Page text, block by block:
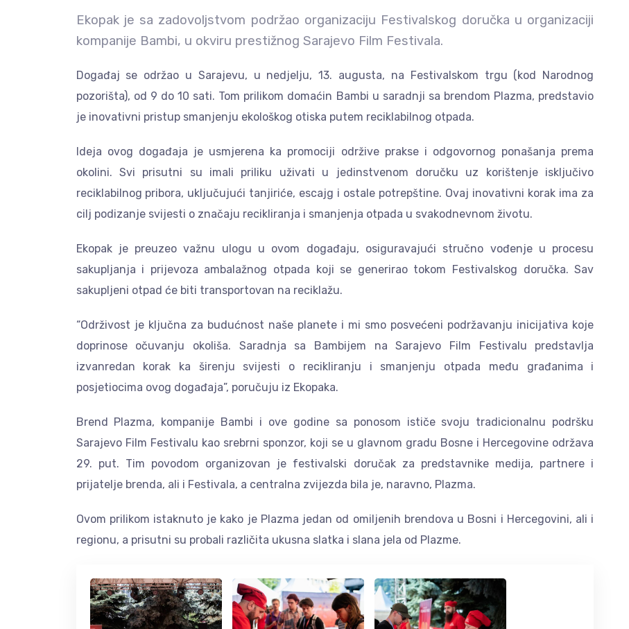
Ekopak je sa zadovoljstvom podržao organizaciju Festivalskog doručka u organizaciji
kompanije Bambi, u okviru prestižnog Sarajevo Film Festivala.
Događaj se održao u Sarajevu, u nedjelju, 13. augusta, na Festivalskom trgu (kod Narodnog
pozorišta), od 9 do 10 sati. Tom prilikom domaćin Bambi u saradnji sa brendom Plazma, predstavio
je inovativni pristup smanjenju ekološkog otiska putem reciklabilnog otpada.
Ideja ovog događaja je usmjerena ka promociji održive prakse i odgovornog ponašanja prema
okolini. Svi prisutni su imali priliku uživati u jedinstvenom doručku uz korištenje isključivo
reciklabilnog pribora, uključujući tanjiriće, escajg i ostale potrepštine. Ovaj inovativni korak ima za
cilj podizanje svijesti o značaju recikliranja i smanjenja otpada u svakodnevnom životu.
Ekopak je preuzeo važnu ulogu u ovom događaju, osiguravajući stručno vođenje u procesu
sakupljanja i prijevoza ambalažnog otpada koji se generirao tokom Festivalskog doručka. Sav
sakupljeni otpad će biti transportovan na reciklažu.
“Održivost je ključna za budućnost naše planete i mi smo posvećeni podržavanju inicijativa koje
doprinose očuvanju okoliša. Saradnja sa Bambijem na Sarajevo Film Festivalu predstavlja
izvanredan korak ka širenju svijesti o recikliranju i smanjenju otpada među građanima i
posjetiocima ovog događaja”, poručuju iz Ekopaka.
Brend Plazma, kompanije Bambi i ove godine sa ponosom ističe svoju tradicionalnu podršku
Sarajevo Film Festivalu kao srebrni sponzor, koji se u glavnom gradu Bosne i Hercegovine održava
29. put. Tim povodom organizovan je festivalski doručak za predstavnike medija, partnere i
prijatelje brenda, ali i Festivala, a centralna zvijezda bila je, naravno, Plazma.
Ovom prilikom istaknuto je kako je Plazma jedan od omiljenih brendova u Bosni i Hercegovini, ali i
regionu, a prisutni su probali različita ukusna slatka i slana jela od Plazme.